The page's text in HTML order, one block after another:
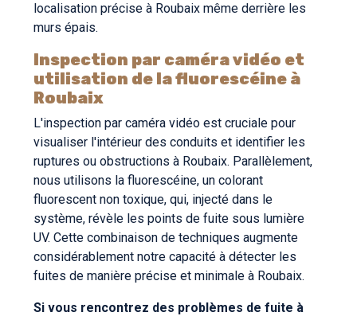
localisation précise à Roubaix même derrière les
murs épais.
Inspection par caméra vidéo et
utilisation de la fluorescéine à
Roubaix
L'inspection par caméra vidéo est cruciale pour
visualiser l'intérieur des conduits et identifier les
ruptures ou obstructions à Roubaix. Parallèlement,
nous utilisons la fluorescéine, un colorant
fluorescent non toxique, qui, injecté dans le
système, révèle les points de fuite sous lumière
UV. Cette combinaison de techniques augmente
considérablement notre capacité à détecter les
fuites de manière précise et minimale à Roubaix.
Si vous rencontrez des problèmes de fuite à